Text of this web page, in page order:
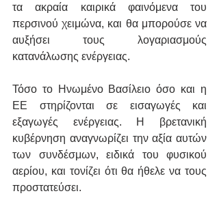
τα ακραία καιρικά φαινόμενα του
περσινού χειμώνα, και θα μπορούσε να
αυξήσει τους λογαριασμούς
κατανάλωσης ενέργειας.
Τόσο το Ηνωμένο Βασίλειο όσο και η
ΕΕ στηρίζονται σε εισαγωγές και
εξαγωγές ενέργειας. Η βρετανική
κυβέρνηση αναγνωρίζει την αξία αυτών
των συνδέσμων, ειδικά του φυσικού
αερίου, και τονίζει ότι θα ήθελε να τους
προστατεύσει.